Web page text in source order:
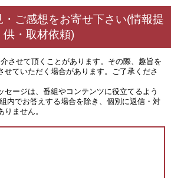
ご感想をお寄せ下さい(情報提
供・取材依頼)
させて頂くことがあります。その際、趣旨を
せていただく場合があります。ご了承くださ
セージは、番組やコンテンツに役立てるよう
内でお答えする場合を除き、個別に返信・対
ません。